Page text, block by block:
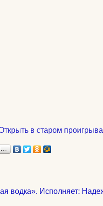
в старом
водка». Исполняет: